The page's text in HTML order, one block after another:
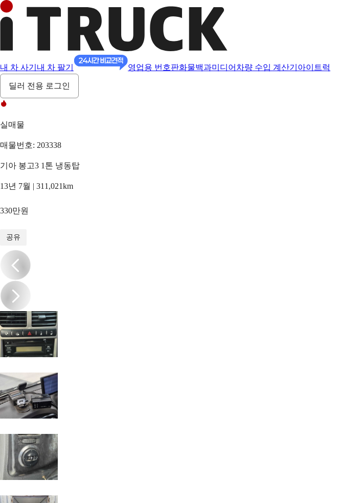
내 차 사기 내 차 팔기 영업용 번호판화물백과미디어 차량 수입 계산기 아이트럭
딜러 전용 로그인
실매물
매물번호: 203338
기아 봉고3 1톤 냉동탑
13년 7월 | 311,021km
330만원
공유
/17